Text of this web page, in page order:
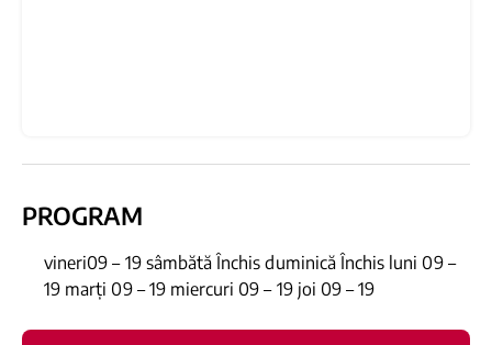
PROGRAM
vineri09 – 19 sâmbătă Închis duminică Închis luni 09 –
19 marți 09 – 19 miercuri 09 – 19 joi 09 – 19